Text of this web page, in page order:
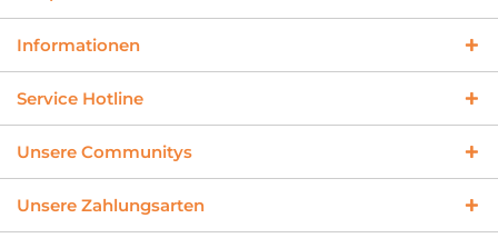
Informationen
Service Hotline
Unsere Communitys
Unsere Zahlungsarten